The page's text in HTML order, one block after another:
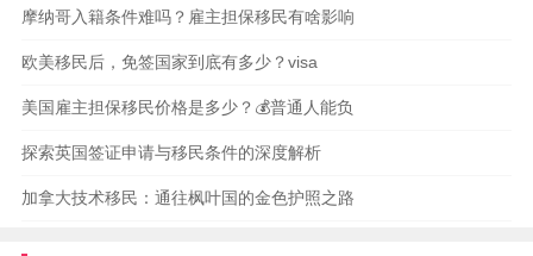
摩纳哥入籍条件难吗？雇主担保移民有啥影响
欧美移民后，免签国家到底有多少？visa
美国雇主担保移民价格是多少？💰普通人能负
探索英国签证申请与移民条件的深度解析
加拿大技术移民：通往枫叶国的金色护照之路